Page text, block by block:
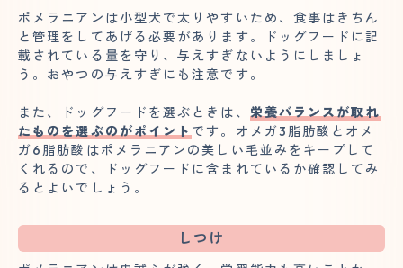
ポメラニアンは小型犬で太りやすいため、食事はきちん
と管理をしてあげる必要があります。ドッグフードに記
載されている量を守り、与えすぎないようにしましょ
う。おやつの与えすぎにも注意です。
また、ドッグフードを選ぶときは、 栄養バランスが取れ
たものを選ぶのがポイント です。オメガ3脂肪酸とオメ
ガ6脂肪酸はポメラニアンの美しい毛並みをキープして
くれるので、ドッグフードに含まれているか確認してみ
るとよいでしょう。
しつけ